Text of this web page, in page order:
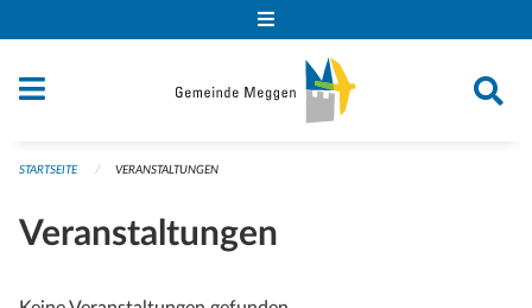
STARTSEITE VERANSTALTUNGEN
Veranstaltungen